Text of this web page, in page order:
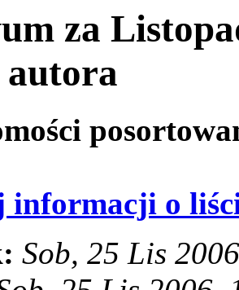
za
autora
informacji o
Sob, 25 Lis